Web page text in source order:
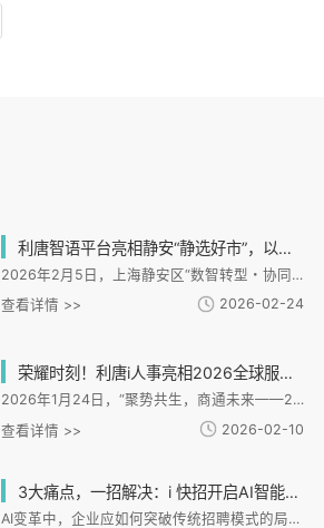
利唐智语平台亮相静安“静选好市”，以数据资产化能力赋能人力资源数智转型
2026年2月5日，上海静安区“数智转型・协同创新——人力资源服务业高质量发展新生态活动”迎来焦点：作为活动核心载体的“静选好市”市集正式开市，而首个聚焦企业全域对话数据资产化的协同平台——利唐科技“利唐智语” 的亮相，以其前沿的多模态解析与数据资产化能力，成为现场关注的核心。
查看详情 >>
2026-02-24
荣耀时刻！利唐i人事亮相2026全球服务商大会，获评高质量发展典型案例
2026年1月24日，“聚势共生，商通未来——2026全球服务商大会”在上海市静安区隆重举行。 本次大会由上海市发展和改革委员会与静安区人民政府联合主办，系统展示“全球服务商计划”实施 成效，并首次发布“‘一带一路’出海专业服务能力榜单”。
查看详情 >>
2026-02-10
3大痛点，一招解决：i 快招开启AI智能招聘新时代！
AI变革中，企业应如何突破传统招聘模式的局限，实现高效精准的人才获取？ 这里给大家介绍一款独立招聘AI聚合搜索工具——i快招。它就像招聘界的超级助手，凭借三大核心功能，直击招聘痛点，帮企业实现从“大海捞针”到“精准狙击”的转变。